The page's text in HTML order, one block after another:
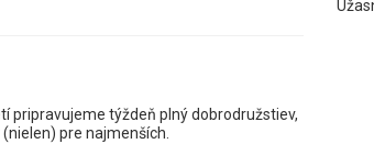
pripravujeme týždeň plný dobrodružstiev,
pre najmenších.